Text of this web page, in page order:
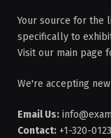
Your source for the
specifically to
Visit our main page
We're accepting
Email Us:
Contact: +1-320-